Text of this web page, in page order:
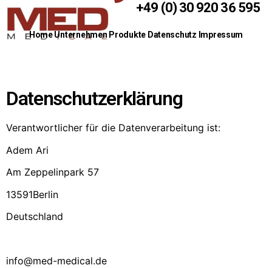
+49 (0) 30 920 36 595
HomeUnternehmen Produkte Datenschutz Impressum
Datenschutzerklärung
Verantwortlicher für die Datenverarbeitung ist:
Adem Ari
Am Zeppelinpark 57
13591Berlin
Deutschland
info@med-medical.de